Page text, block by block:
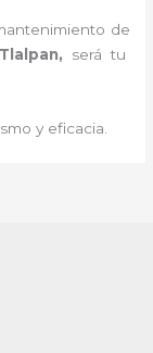
de
, será tu
y eficacia.